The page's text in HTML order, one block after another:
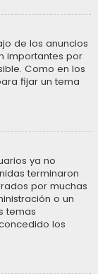
de los anuncios
importantes por
Como en los
fijar un tema
ya no
terminaron
por muchas
o un
temas
los